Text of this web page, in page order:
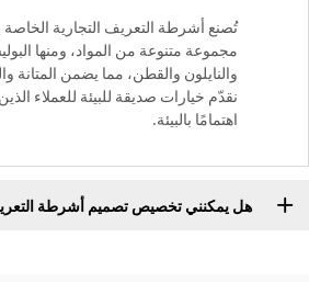
تُصنع أشرطة التعريف التجارية الخاصة
مجموعة متنوعة من المواد، ومنها
والنايلون والقطن، مما يضمن المتانة
نقدّم خيارات صديقة للبيئة للعملاء
اهتمامًا بالبيئة.
هل يمكنني تخصيص تصميم أشرطة